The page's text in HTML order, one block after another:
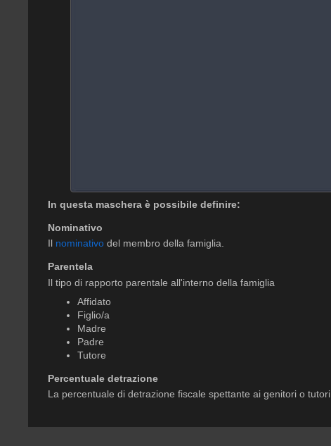
In questa maschera è possibile definire:
Nominativo
Il nominativo del membro della famiglia.
Parentela
Il tipo di rapporto parentale all'interno della famiglia
Affidato
Figlio/a
Madre
Padre
Tutore
Percentuale detrazione
La percentuale di detrazione fiscale spettante ai genitori o tutori.